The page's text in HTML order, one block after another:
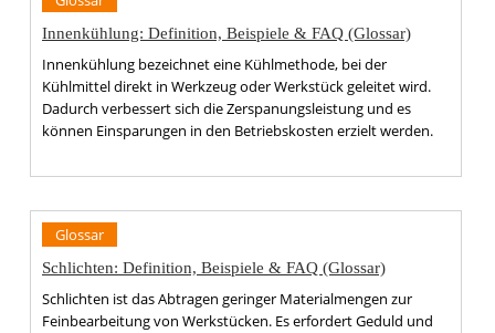
Innenkühlung: Definition, Beispiele & FAQ (Glossar)
Innenkühlung bezeichnet eine Kühlmethode, bei der
Kühlmittel direkt in Werkzeug oder Werkstück geleitet wird.
Dadurch verbessert sich die Zerspanungsleistung und es
können Einsparungen in den Betriebskosten erzielt werden.
Glossar
Schlichten: Definition, Beispiele & FAQ (Glossar)
Schlichten ist das Abtragen geringer Materialmengen zur
Feinbearbeitung von Werkstücken. Es erfordert Geduld und